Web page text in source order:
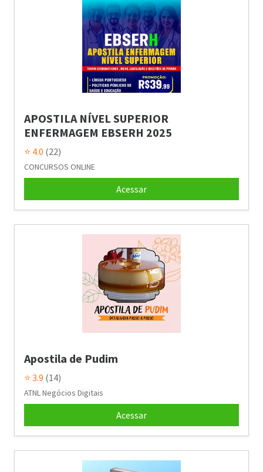
APOSTILA NÍVEL SUPERIOR
ENFERMAGEM EBSERH 2025
⭐ 4.0 (22)
CONCURSOS ONLINE
Acessar
Apostila de Pudim
⭐ 3.9 (14)
ATNL Negócios Digitais
Acessar